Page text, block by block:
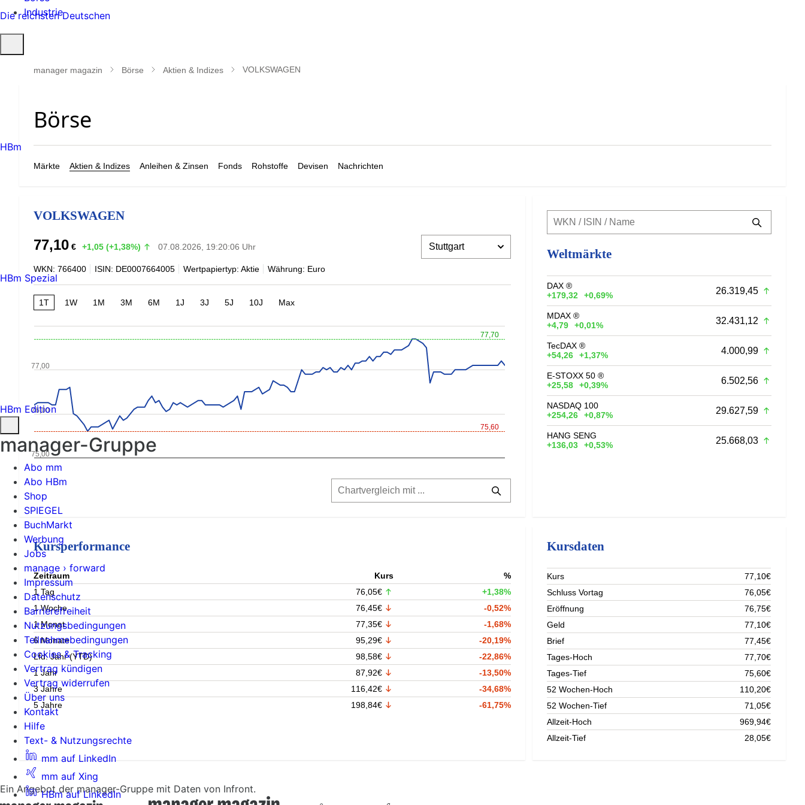
Industrie
öffnen
manager magazin Börse Aktien & Indizes VOLKSWAGEN
Märkte Aktien & Indizes Anleihen & Zinsen Fonds Rohstoffe Devisen Nachrichten
VOLKSWAGEN
77,10 € +1,05 (+1,38%) 07.08.2026, 19:20:06 Uhr
WKN: 766400 ISIN: DE0007664005 Wertpapiertyp: Aktie Währung: Euro
1T 1W 1M 3M 6M 1J 3J 5J 10J Max
77,70
75,60
75,00
76,00
77,00
Weltmärkte
DAX ®
+179,32
+0,69% 26.319,45
MDAX ®
+4,79
+0,01% 32.431,12
TecDAX ®
+54,26
+1,37% 4.000,99
E-STOXX 50 ®
+25,58
+0,39% 6.502,56
NASDAQ 100
+254,26
+0,87% 29.627,59
HANG SENG
+136,03
+0,53% 25.668,03
Kursperformance
Zeitraum Kurs
%
1 Tag
76,05€
+1,38%
1 Woche
76,45€
-0,52%
1 Monat
77,35€
-1,68%
6 Monate
95,29€
-20,19%
Lfd. Jahr (YTD)
98,58€
-22,86%
1 Jahr
87,92€
-13,50%
3 Jahre
116,42€
-34,68%
5 Jahre
198,84€ -61,75%
Kursdaten
Kurs
77,10€
Schluss Vortag
76,05€
Eröffnung
76,75€
Geld
77,10€
Brief
77,45€
Tages-Hoch
77,70€
Tages-Tief
75,60€
52 Wochen-Hoch
110,20€
52 Wochen-Tief
71,05€
Allzeit-Hoch
969,94€
Allzeit-Tief
28,05€
Ein Angebot der manager-Gruppe mit Daten von Infront.
Die reichsten Deutschen
HBm
HBm Spezial
HBm Edition
manager-Gruppe
Abo mm
Abo HBm
Shop
SPIEGEL
BuchMarkt
Werbung
Jobs
manage › forward
Impressum
Datenschutz
Barrierefreiheit
Nutzungsbedingungen
Teilnahmebedingungen
Cookies & Tracking
Vertrag kündigen
Vertrag widerrufen
Über uns
Kontakt
Hilfe
Text- & Nutzungsrechte
mm auf LinkedIn
mm auf Xing
HBm auf LinkedIn